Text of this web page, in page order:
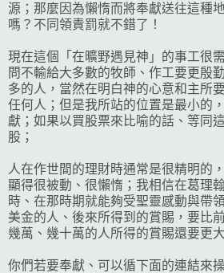
源；那麼因為懶惰而將奉獻送往這種
嗎？不同領責罰就不錯了！
現在這個「在曠野遇見神」的事工很
問不輸給大多數的牧師、作工要更殷
多的人，當然在明白神的心意和主所
任何人；但是我所站的位置是最小的
獻；如果以買股票來比喻的話、等同
股；
人在作世間的理財時通常是很精明的
顯得很被動、很懶惰；我相信在葛理
時、在那時期就能夠受聖靈感動與帶
美金的人、後來所得到的賞賜，要比
幾萬、幾十萬的人所得的賞賜還要更
你們若要奉獻、可以循下面的連結來